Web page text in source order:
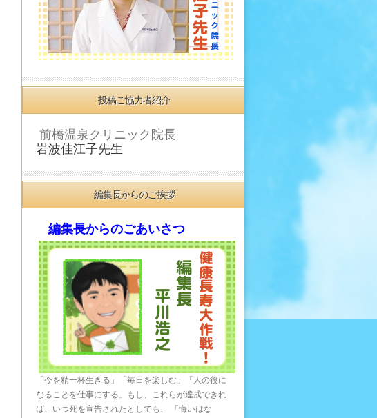
投稿ご協力者紹介
前橋温泉クリニック院長
岩波佳江子先生
編集長からのご挨拶
編集長からのごあいさつ
「今を精一杯生きる」「毎日を楽しむ」「人の役に
なることを仕事にする」もし、これらが達成できれ
ば、いつ死を宣告されたとしても、 「悔いはな